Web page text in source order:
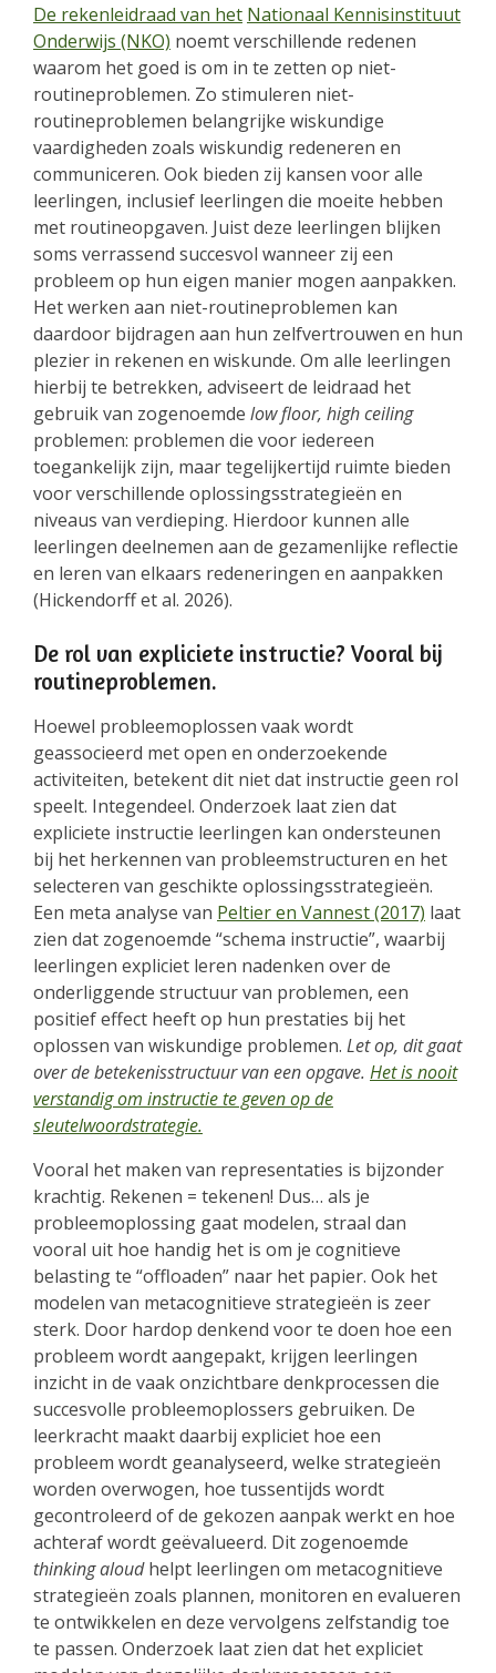
De rekenleidraad van het Nationaal Kennisinstituut
Onderwijs (NKO) noemt verschillende redenen
waarom het goed is om in te zetten op niet-
routineproblemen. Zo stimuleren niet-
routineproblemen belangrijke wiskundige
vaardigheden zoals wiskundig redeneren en
communiceren. Ook bieden zij kansen voor alle
leerlingen, inclusief leerlingen die moeite hebben
met routineopgaven. Juist deze leerlingen blijken
soms verrassend succesvol wanneer zij een
probleem op hun eigen manier mogen aanpakken.
Het werken aan niet-routineproblemen kan
daardoor bijdragen aan hun zelfvertrouwen en hun
plezier in rekenen en wiskunde. Om alle leerlingen
hierbij te betrekken, adviseert de leidraad het
gebruik van zogenoemde low floor, high ceiling
problemen: problemen die voor iedereen
toegankelijk zijn, maar tegelijkertijd ruimte bieden
voor verschillende oplossingsstrategieën en
niveaus van verdieping. Hierdoor kunnen alle
leerlingen deelnemen aan de gezamenlijke reflectie
en leren van elkaars redeneringen en aanpakken
(Hickendorff et al. 2026).
De rol van expliciete instructie? Vooral bij
routineproblemen.
Hoewel probleemoplossen vaak wordt
geassocieerd met open en onderzoekende
activiteiten, betekent dit niet dat instructie geen rol
speelt. Integendeel. Onderzoek laat zien dat
expliciete instructie leerlingen kan ondersteunen
bij het herkennen van probleemstructuren en het
selecteren van geschikte oplossingsstrategieën.
Een meta analyse van Peltier en Vannest (2017) laat
zien dat zogenoemde “schema instructie”, waarbij
leerlingen expliciet leren nadenken over de
onderliggende structuur van problemen, een
positief effect heeft op hun prestaties bij het
oplossen van wiskundige problemen. Let op, dit gaat
over de betekenisstructuur van een opgave. Het is nooit
verstandig om instructie te geven op de
sleutelwoordstrategie.
Vooral het maken van representaties is bijzonder
krachtig. Rekenen = tekenen! Dus… als je
probleemoplossing gaat modelen, straal dan
vooral uit hoe handig het is om je cognitieve
belasting te “offloaden” naar het papier. Ook het
modelen van metacognitieve strategieën is zeer
sterk. Door hardop denkend voor te doen hoe een
probleem wordt aangepakt, krijgen leerlingen
inzicht in de vaak onzichtbare denkprocessen die
succesvolle probleemoplossers gebruiken. De
leerkracht maakt daarbij expliciet hoe een
probleem wordt geanalyseerd, welke strategieën
worden overwogen, hoe tussentijds wordt
gecontroleerd of de gekozen aanpak werkt en hoe
achteraf wordt geëvalueerd. Dit zogenoemde
thinking aloud helpt leerlingen om metacognitieve
strategieën zoals plannen, monitoren en evalueren
te ontwikkelen en deze vervolgens zelfstandig toe
te passen. Onderzoek laat zien dat het expliciet